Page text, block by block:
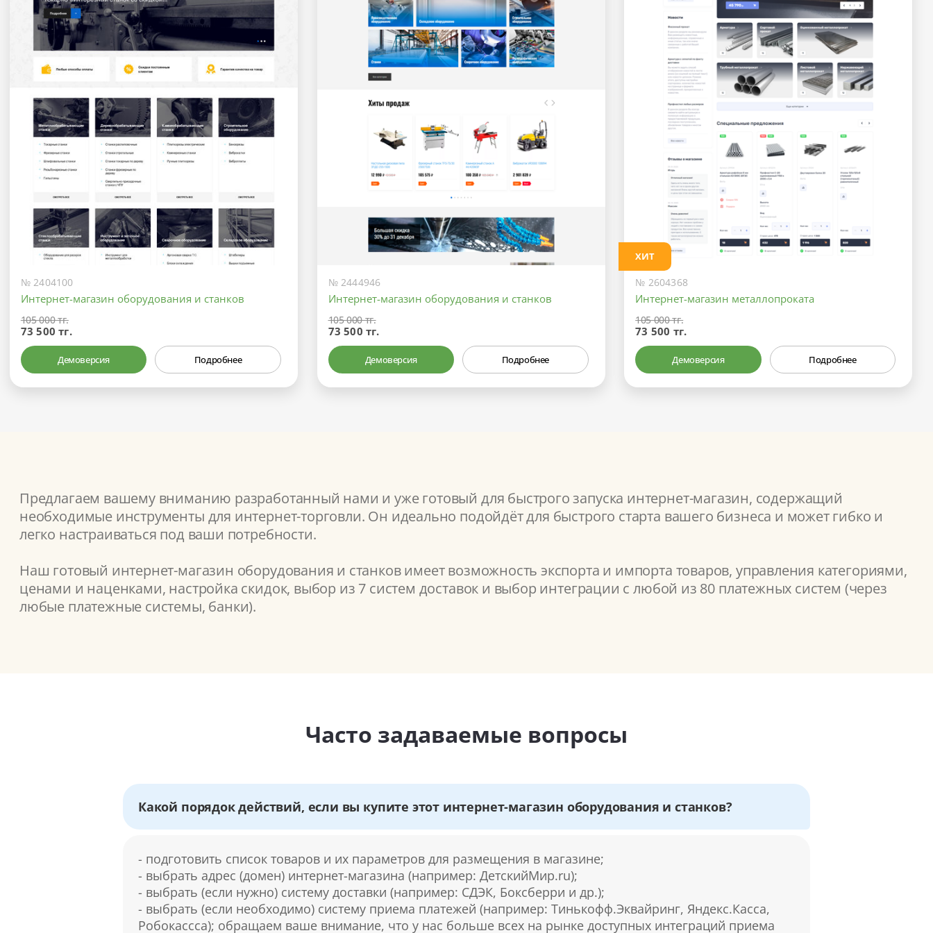
№ 2404100
Интернет-магазин оборудования и станков
105 000 тг.
73 500 тг.
Демоверсия Подробнее
№ 2444946
Интернет-магазин оборудования и станков
105 000 тг.
73 500 тг.
Демоверсия Подробнее
ХИТ
№ 2604368
Интернет-магазин металлопроката
105 000 тг.
73 500 тг.
Демоверсия Подробнее
Предлагаем вашему вниманию разработанный нами и уже готовый для быстрого запуска интернет-магазин, содержащий
необходимые инструменты для интернет-торговли. Он идеально подойдёт для быстрого старта вашего бизнеса и может гибко и
легко настраиваться под ваши потребности.
Наш готовый интернет-магазин оборудования и станков имеет возможность экспорта и импорта товаров, управления категориями,
ценами и наценками, настройка скидок, выбор из 7 систем доставок и выбор интеграции с любой из 80 платежных систем (через
любые платежные системы, банки).
Часто задаваемые вопросы
Какой порядок действий, если вы купите этот интернет-магазин оборудования и станков?
- подготовить список товаров и их параметров для размещения в магазине;
- выбрать адрес (домен) интернет-магазина (например: ДетскийМир.ru);
- выбрать (если нужно) систему доставки (например: СДЭК, Боксберри и др.);
- выбрать (если необходимо) систему приема платежей (например: Тинькофф.Эквайринг, Яндекс.Касса,
Робокассса); обращаем ваше внимание, что у нас больше всех на рынке доступных интеграций приема